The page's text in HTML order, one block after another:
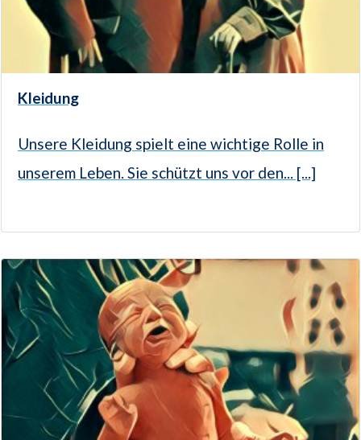
Kleidung
Unsere Kleidung spielt eine wichtige Rolle in
unserem Leben. Sie schützt uns vor den... [...]